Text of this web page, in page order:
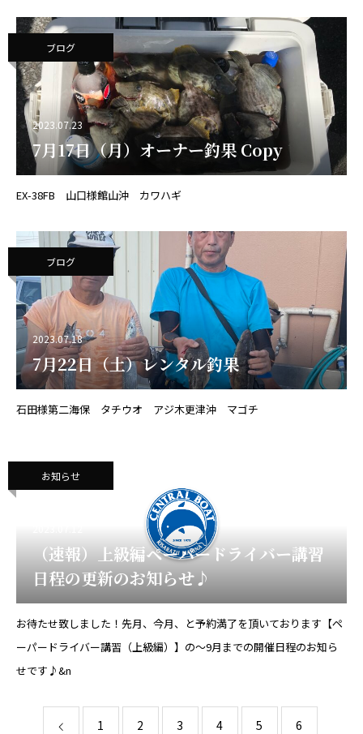
ブログ
2023.07.23
7月17日（月）オーナー釣果 Copy
EX-38FB 山口様館山沖 カワハギ
ブログ
2023.07.18
7月22日（土）レンタル釣果
石田様第二海保 タチウオ アジ木更津沖 マゴチ
お知らせ
（速報）上級編ペーパードライバー講習
日程の更新のお知らせ♪
お待たせ致しました！先月、今月、と予約満了を頂いております【ペ
ーパードライバー講習（上級編）】の～9月までの開催日程のお知ら
せです♪&n
1 2 3 4 5 6